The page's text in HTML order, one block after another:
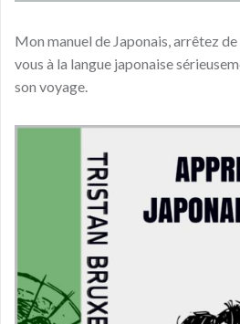
Mon manuel de Japonais, arrêtez
vous à la langue japonaise
son voyage.